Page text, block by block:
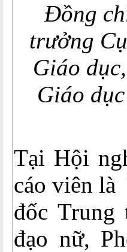
Đồng
trưởng
Giáo
Giáo
Tại Hội
cáo viên
đốc Trung
đạo nữ,